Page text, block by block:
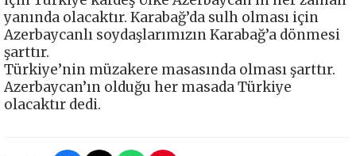
yanında olacaktır. Karabağ’da sulh olması için
Azerbaycanlı soydaşlarımızın Karabağ’a dönmesi
şarttır.
Türkiye’nin müzakere masasında olması şarttır.
Azerbaycan’ın olduğu her masada Türkiye
olacaktır dedi.